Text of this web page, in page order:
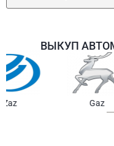
ВЫКУП